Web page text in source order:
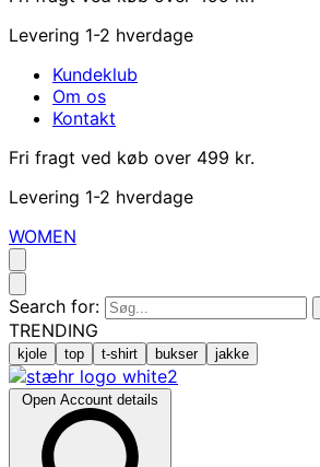
Levering 1-2 hverdage
Kundeklub
Om os
Kontakt
Fri fragt ved køb over 499 kr.
Levering 1-2 hverdage
WOMEN
Search for:
TRENDING
kjole top t-shirt bukser jakke
Open Account details